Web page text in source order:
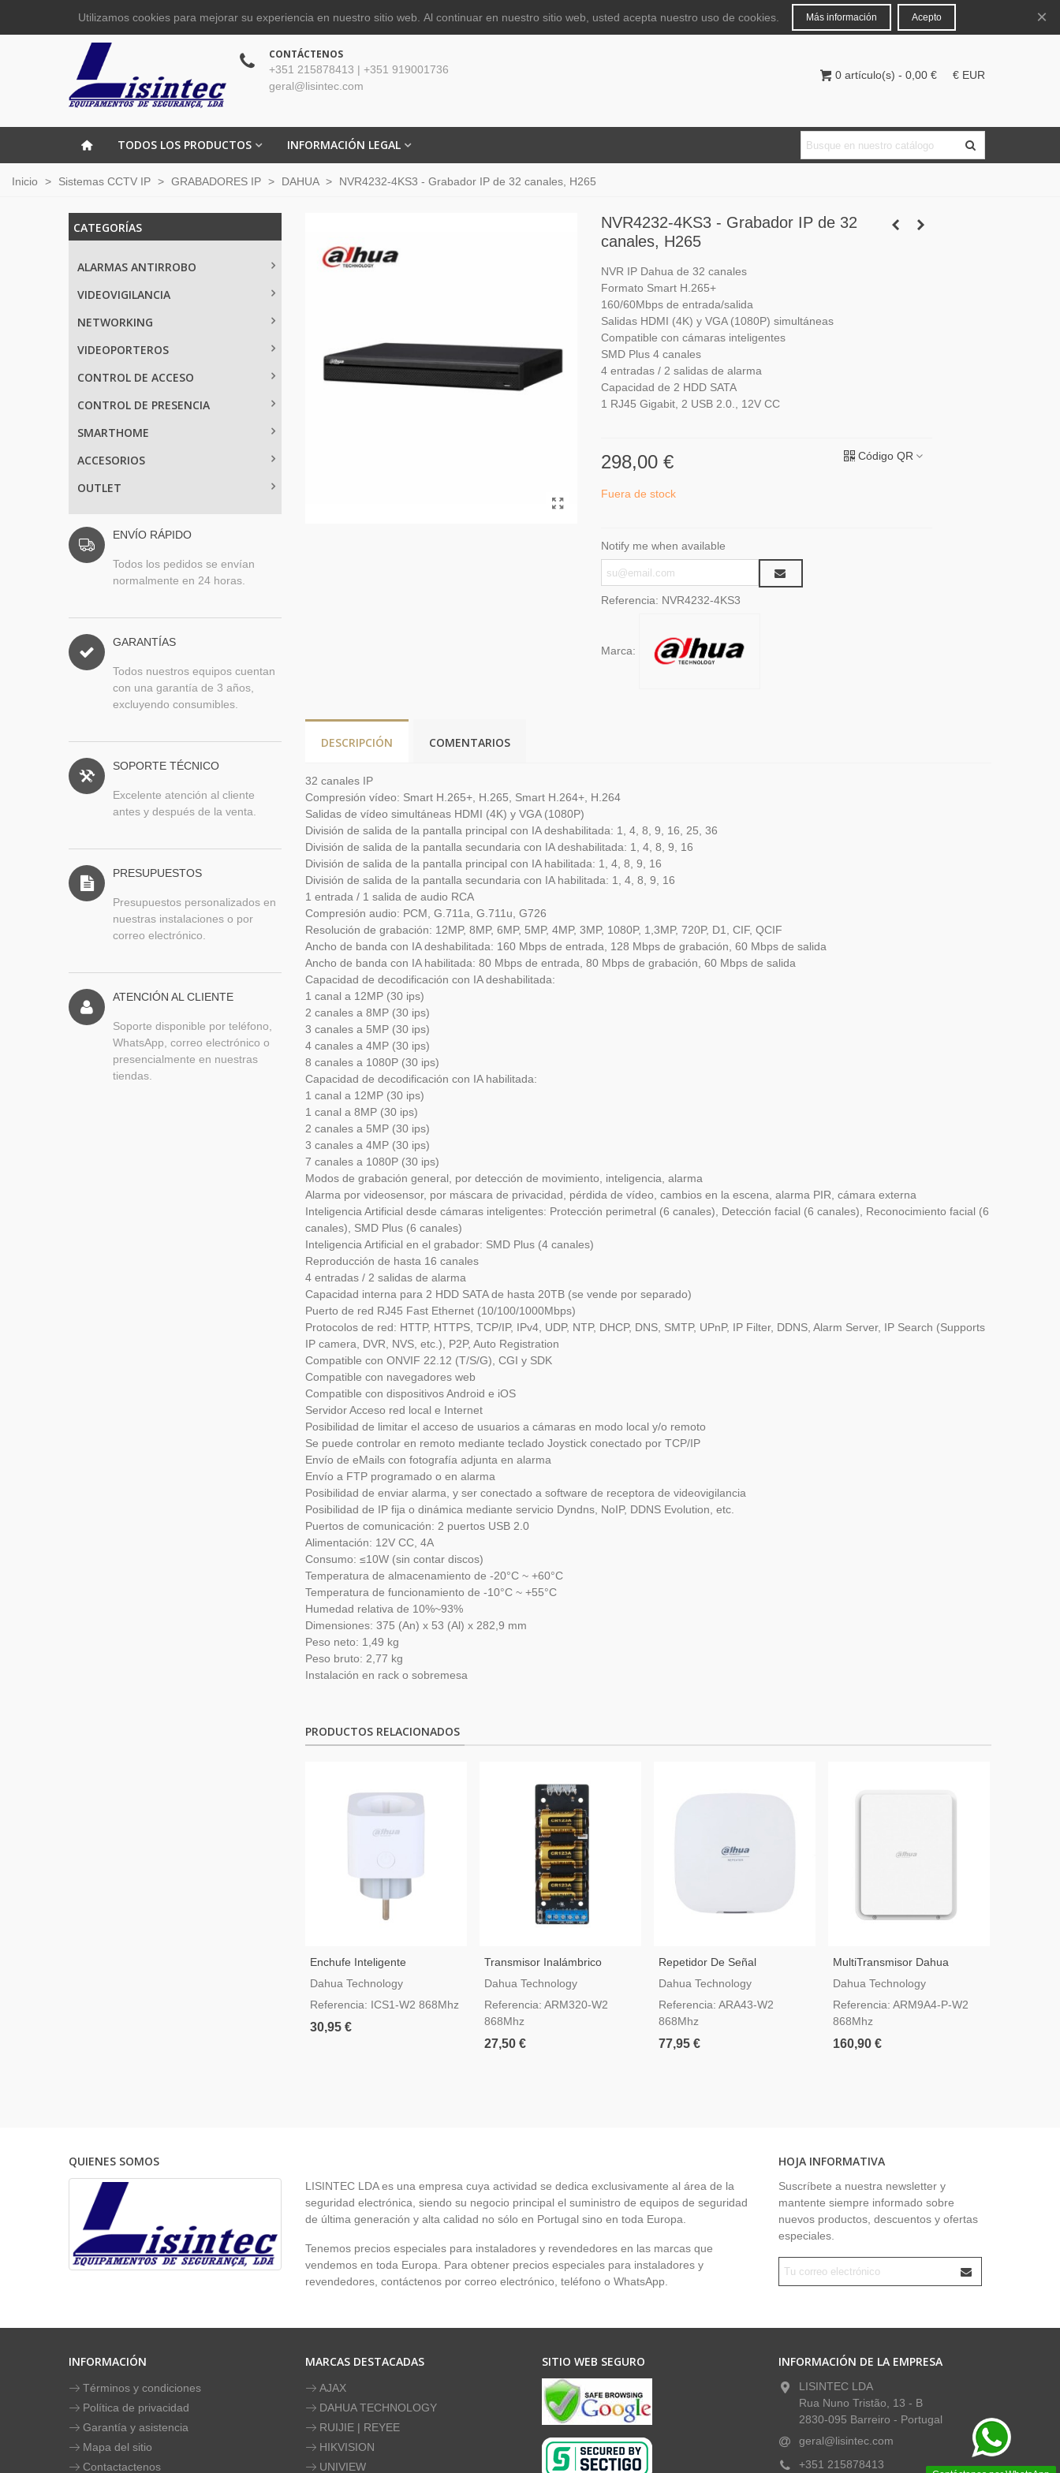
Español Iniciar sesión
CONTÁCTENOS
+351 215878413 | +351 919001736
geral@lisintec.com
0 artículo(s) - 0,00 € € EUR
TODOS LOS PRODUCTOS INFORMACIÓN LEGAL
Inicio > Sistemas CCTV IP > GRABADORES IP > DAHUA > NVR4232-4KS3 - Grabador IP de 32 canales, H265
CATEGORÍAS
ALARMAS ANTIRROBO
VIDEOVIGILANCIA
NETWORKING
VIDEOPORTEROS
CONTROL DE ACCESO
CONTROL DE PRESENCIA
SMARTHOME
ACCESORIOS
OUTLET
ENVÍO RÁPIDO
Todos los pedidos se envían
normalmente en 24 horas.
GARANTÍAS
Todos nuestros equipos cuentan
con una garantía de 3 años,
excluyendo consumibles.
SOPORTE TÉCNICO
Excelente atención al cliente
antes y después de la venta.
PRESUPUESTOS
Presupuestos personalizados en
nuestras instalaciones o por
correo electrónico.
ATENCIÓN AL CLIENTE
Soporte disponible por teléfono,
WhatsApp, correo electrónico o
presencialmente en nuestras
tiendas.
NVR4232-4KS3 - Grabador IP de 32
canales, H265
NVR IP Dahua de 32 canales
Formato Smart H.265+
160/60Mbps de entrada/salida
Salidas HDMI (4K) y VGA (1080P) simultáneas
Compatible con cámaras inteligentes
SMD Plus 4 canales
4 entradas / 2 salidas de alarma
Capacidad de 2 HDD SATA
1 RJ45 Gigabit, 2 USB 2.0., 12V CC
298,00 € Código QR
Fuera de stock
Notify me when available
Referencia: NVR4232-4KS3
Marca:
DESCRIPCIÓN COMENTARIOS
32 canales IP
Compresión vídeo: Smart H.265+, H.265, Smart H.264+, H.264
Salidas de vídeo simultáneas HDMI (4K) y VGA (1080P)
División de salida de la pantalla principal con IA deshabilitada: 1, 4, 8, 9, 16, 25, 36
División de salida de la pantalla secundaria con IA deshabilitada: 1, 4, 8, 9, 16
División de salida de la pantalla principal con IA habilitada: 1, 4, 8, 9, 16
División de salida de la pantalla secundaria con IA habilitada: 1, 4, 8, 9, 16
1 entrada / 1 salida de audio RCA
Compresión audio: PCM, G.711a, G.711u, G726
Resolución de grabación: 12MP, 8MP, 6MP, 5MP, 4MP, 3MP, 1080P, 1,3MP, 720P, D1, CIF, QCIF
Ancho de banda con IA deshabilitada: 160 Mbps de entrada, 128 Mbps de grabación, 60 Mbps de salida
Ancho de banda con IA habilitada: 80 Mbps de entrada, 80 Mbps de grabación, 60 Mbps de salida
Capacidad de decodificación con IA deshabilitada:
1 canal a 12MP (30 ips)
2 canales a 8MP (30 ips)
3 canales a 5MP (30 ips)
4 canales a 4MP (30 ips)
8 canales a 1080P (30 ips)
Capacidad de decodificación con IA habilitada:
1 canal a 12MP (30 ips)
1 canal a 8MP (30 ips)
2 canales a 5MP (30 ips)
3 canales a 4MP (30 ips)
7 canales a 1080P (30 ips)
Modos de grabación general, por detección de movimiento, inteligencia, alarma
Alarma por videosensor, por máscara de privacidad, pérdida de vídeo, cambios en la escena, alarma PIR, cámara externa
Inteligencia Artificial desde cámaras inteligentes: Protección perimetral (6 canales), Detección facial (6 canales), Reconocimiento facial (6
canales), SMD Plus (6 canales)
Inteligencia Artificial en el grabador: SMD Plus (4 canales)
Reproducción de hasta 16 canales
4 entradas / 2 salidas de alarma
Capacidad interna para 2 HDD SATA de hasta 20TB (se vende por separado)
Puerto de red RJ45 Fast Ethernet (10/100/1000Mbps)
Protocolos de red: HTTP, HTTPS, TCP/IP, IPv4, UDP, NTP, DHCP, DNS, SMTP, UPnP, IP Filter, DDNS, Alarm Server, IP Search (Supports
IP camera, DVR, NVS, etc.), P2P, Auto Registration
Compatible con ONVIF 22.12 (T/S/G), CGI y SDK
Compatible con navegadores web
Compatible con dispositivos Android e iOS
Servidor Acceso red local e Internet
Posibilidad de limitar el acceso de usuarios a cámaras en modo local y/o remoto
Se puede controlar en remoto mediante teclado Joystick conectado por TCP/IP
Envío de eMails con fotografía adjunta en alarma
Envío a FTP programado o en alarma
Posibilidad de enviar alarma, y ser conectado a software de receptora de videovigilancia
Posibilidad de IP fija o dinámica mediante servicio Dyndns, NoIP, DDNS Evolution, etc.
Puertos de comunicación: 2 puertos USB 2.0
Alimentación: 12V CC, 4A
Consumo: ≤10W (sin contar discos)
Temperatura de almacenamiento de -20°C ~ +60°C
Temperatura de funcionamiento de -10°C ~ +55°C
Humedad relativa de 10%~93%
Dimensiones: 375 (An) x 53 (Al) x 282,9 mm
Peso neto: 1,49 kg
Peso bruto: 2,77 kg
Instalación en rack o sobremesa
PRODUCTOS RELACIONADOS
Enchufe Inteligente
Inalámbrico Dahua AirShield
Dahua Technology
Referencia: ICS1-W2 868Mhz
30,95 €
Transmisor Inalámbrico
Dahua AirShield ARM320-W2
Dahua Technology
Referencia: ARM320-W2
868Mhz
27,50 €
Repetidor De Señal
Inalámbrico Dahua AirShield
Dahua Technology
Referencia: ARA43-W2
868Mhz
77,95 €
MultiTransmisor Dahua
AirShield ARM9A4-P-W2 Con
Dahua Technology
Referencia: ARM9A4-P-W2
868Mhz
160,90 €
QUIENES SOMOS
LISINTEC LDA es una empresa cuya actividad se dedica exclusivamente al área de la
seguridad electrónica, siendo su negocio principal el suministro de equipos de seguridad
de última generación y alta calidad no sólo en Portugal sino en toda Europa.
Tenemos precios especiales para instaladores y revendedores en las marcas que
vendemos en toda Europa. Para obtener precios especiales para instaladores y
revendedores, contáctenos por correo electrónico, teléfono o WhatsApp.
HOJA INFORMATIVA
Suscríbete a nuestra newsletter y
mantente siempre informado sobre
nuevos productos, descuentos y ofertas
especiales.
INFORMACIÓN
Términos y condiciones
Política de privacidad
Garantía y asistencia
Mapa del sitio
Contactactenos
MARCAS DESTACADAS
AJAX
DAHUA TECHNOLOGY
RUIJIE | REYEE
HIKVISION
UNIVIEW
SITIO WEB SEGURO INFORMACIÓN DE LA EMPRESA
LISINTEC LDA
Rua Nuno Tristão, 13 - B
2830-095 Barreiro - Portugal
geral@lisintec.com
+351 215878413
Utilizamos cookies para mejorar su experiencia en nuestro sitio web. Al continuar en nuestro sitio web, usted acepta nuestro uso de cookies. Más información Acepto ×